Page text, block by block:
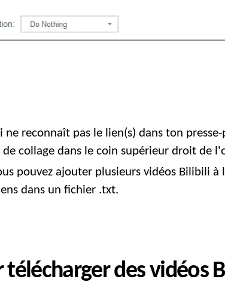
reconnaît pas le lien(s) dans ton
collage dans le coin supérieur droit de
pouvez ajouter plusieurs vidéos Bilibili
dans un fichier .txt.
télécharger des vidéos